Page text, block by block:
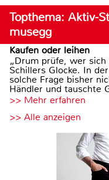
Topthema: Aktiv-
musegg
Kaufen oder leihen
„Drum prüfe, wer
Schillers Glocke. In
solche Frage bisher
Händler und tauschte
>> Mehr erfahren
>> Alle anzeigen